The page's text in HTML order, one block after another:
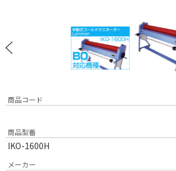
商品コード
商品型番
IKO-1600H
メーカー